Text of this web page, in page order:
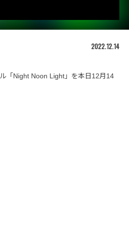
2022.12.14
「Night Noon Light」を本日12月14